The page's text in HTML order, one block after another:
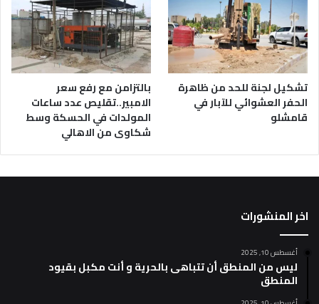
تشكيل لجنة للحد من ظاهرة
الحفر العشوائي للآبار في
قامشلو
بالتزامن مع رفع سعر
الامبير..تقليص عدد ساعات
المولدات في الحسكة وسط
شكاوى من الاهالي
اخر المنشورات
أغسطس 10, 2025
ليس من المنطق أن تتباهى بالحرية و أنت مكبل بقيود
المنطق